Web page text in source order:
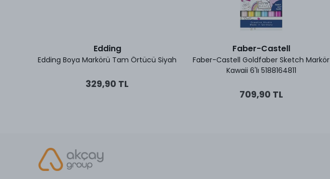
Edding
Edding Boya Markörü Tam Örtücü Siyah
329,90 TL
Faber-Castell
Faber-Castell Goldfaber Sketch Markör
Kawaii 6'lı 5188164811
709,90 TL